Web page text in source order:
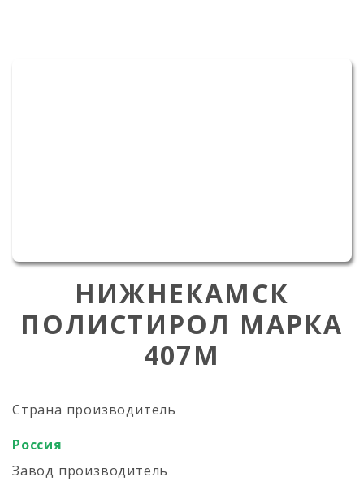
НИЖНЕКАМСК
ПОЛИСТИРОЛ МАРКА
407M
Страна производитель
Россия
Завод производитель